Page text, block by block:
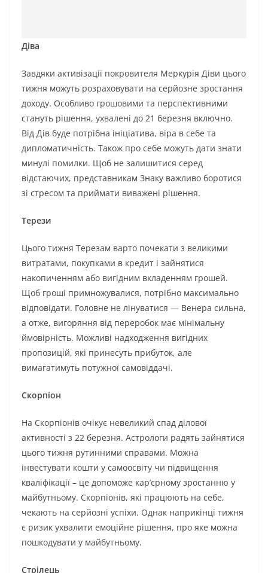
Діва
Завдяки активізації покровителя Меркурія Діви цього
тижня можуть розраховувати на серйозне зростання
доходу. Особливо грошовими та перспективними
стануть рішення, ухвалені до 21 березня включно.
Від Дів буде потрібна ініціатива, віра в себе та
дипломатичність. Також про себе можуть дати знати
минулі помилки. Щоб не залишитися серед
відстаючих, представникам Знаку важливо боротися
зі стресом та приймати виважені рішення.
Терези
Цього тижня Терезам варто почекати з великими
витратами, покупками в кредит і зайнятися
накопиченням або вигідним вкладенням грошей.
Щоб гроші примножувалися, потрібно максимально
відповідати. Головне не лінуватися — Венера сильна,
а отже, вигоряння від переробок має мінімальну
ймовірність. Можливі надходження вигідних
пропозицій, які принесуть прибуток, але
вимагатимуть потужної самовіддачі.
Скорпіон
На Скорпіонів очікує невеликий спад ділової
активності з 22 березня. Астрологи радять зайнятися
цього тижня рутинними справами. Можна
інвестувати кошти у самоосвіту чи підвищення
кваліфікації – це допоможе кар’єрному зростанню у
майбутньому. Скорпіонів, які працюють на себе,
чекають на серйозні успіхи. Однак наприкінці тижня
є ризик ухвалити емоційне рішення, про яке можна
пошкодувати у майбутньому.
Стрілець